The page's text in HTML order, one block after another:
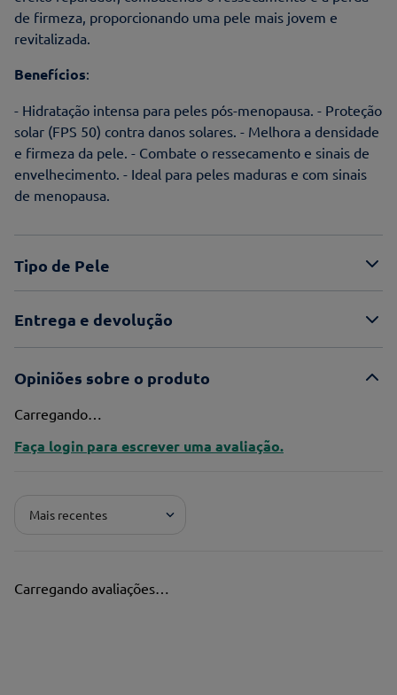
de firmeza, proporcionando uma pele mais jovem e
revitalizada.
Benefícios:
- Hidratação intensa para peles pós-menopausa. - Proteção
solar (FPS 50) contra danos solares. - Melhora a densidade
e firmeza da pele. - Combate o ressecamento e sinais de
envelhecimento. - Ideal para peles maduras e com sinais
de menopausa.
Tipo de Pele
Entrega e devolução
Opiniões sobre o produto
Carregando…
Faça login para escrever uma avaliação.
Mais recentes
Carregando avaliações…